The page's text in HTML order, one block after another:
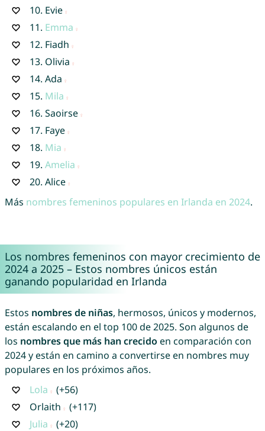
10. Evie
11. Emma
12. Fiadh
13. Olivia
14. Ada
15. Mila
16. Saoirse
17. Faye
18. Mia
19. Amelia
20. Alice
Más nombres femeninos populares en Irlanda en 2024.
Los nombres femeninos con mayor crecimiento de
2024 a 2025 – Estos nombres únicos están
ganando popularidad en Irlanda
Estos nombres de niñas, hermosos, únicos y modernos,
están escalando en el top 100 de 2025. Son algunos de
los nombres que más han crecido en comparación con
2024 y están en camino a convertirse en nombres muy
populares en los próximos años.
Lola
(+56)
Orlaith
(+117)
Julia
(+20)